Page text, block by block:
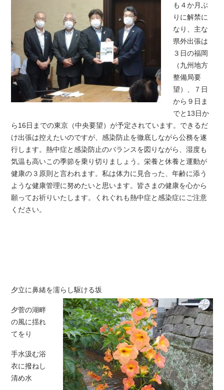
も４か月ぶ
りに解禁に
なり、主な
県外出張は
３日の福岡
（九州地方
整備局要
望）、７日
から９日ま
でと13日か
ら16日までの東京（中央要望）が予定されています。できるだ
け出張は控えたいのですが、感染防止を徹底しながら公務を遂
行します。熱中症と感染防止のバランスを図りながら、湿度も
気温も高いこの季節を乗り切りましょう。栄養と休養と運動が
健康の３原則と言われます。私は体力に見合った、年齢に添う
ような健康管理に努めたいと思います。皆さまの健康を心から
願ってお祈りいたします。くれぐれも熱中症と感染症にご注意
ください。
夕立に鼻緒を濡らし駆ける坂
夕菅の湖畔
の風に揺れ
てをり
手水汲む浴
衣に撥ねし
清め水